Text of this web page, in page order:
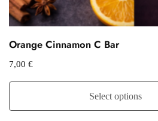
Orange Cinnamon C Bar
7,00 €
Select options